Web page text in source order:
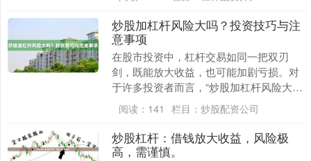
安全的杠杆炒股平....
炒股加杠杆风险大吗？投资技巧与注
意事项
在股市投资中，杠杆交易如同一把双刃
剑，既能放大收益，也可能加剧亏损。对
于许多投资者而言，“炒股加杠杆风险大
吗？”是一个至关重要的问题。本文将深入
探讨杠杆交易的风....
阅读： 141 栏目： 炒股配资公司
炒股杠杆：借钱放大收益，风险极
高，需谨慎。